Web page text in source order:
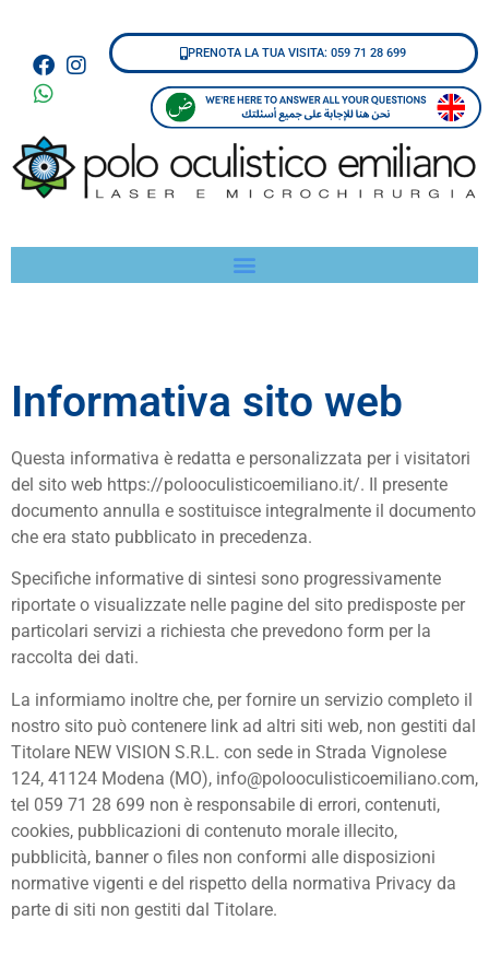
PRENOTA LA TUA VISITA: 059 71 28 699
Informativa sito web
Questa informativa è redatta e personalizzata per i visitatori
del sito web https://polooculisticoemiliano.it/. Il presente
documento annulla e sostituisce integralmente il documento
che era stato pubblicato in precedenza.
Specifiche informative di sintesi sono progressivamente
riportate o visualizzate nelle pagine del sito predisposte per
particolari servizi a richiesta che prevedono form per la
raccolta dei dati.
La informiamo inoltre che, per fornire un servizio completo il
nostro sito può contenere link ad altri siti web, non gestiti dal
Titolare NEW VISION S.R.L. con sede in Strada Vignolese
124, 41124 Modena (MO), info@polooculisticoemiliano.com,
tel 059 71 28 699 non è responsabile di errori, contenuti,
cookies, pubblicazioni di contenuto morale illecito,
pubblicità, banner o files non conformi alle disposizioni
normative vigenti e del rispetto della normativa Privacy da
parte di siti non gestiti dal Titolare.